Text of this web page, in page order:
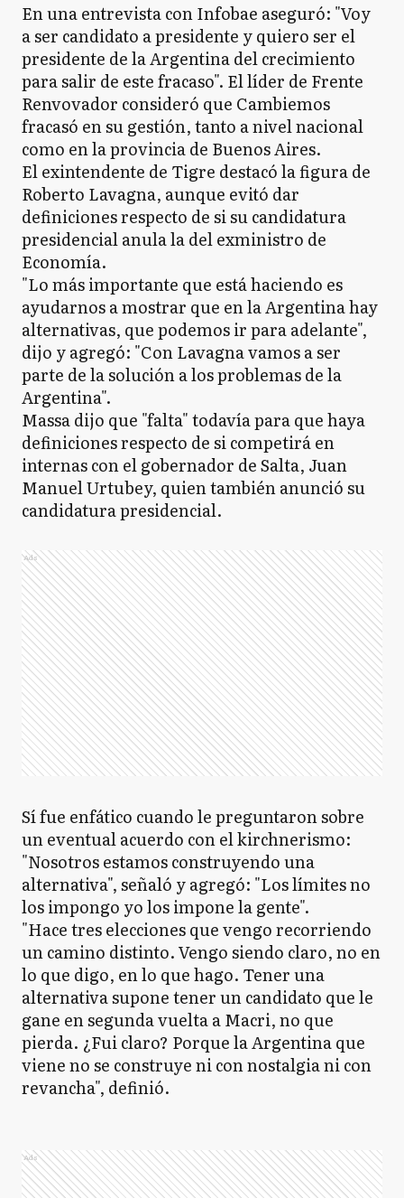
En una entrevista con Infobae aseguró: "Voy
a ser candidato a presidente y quiero ser el
presidente de la Argentina del crecimiento
para salir de este fracaso". El líder de Frente
Renvovador consideró que Cambiemos
fracasó en su gestión, tanto a nivel nacional
como en la provincia de Buenos Aires.
El exintendente de Tigre destacó la figura de
Roberto Lavagna, aunque evitó dar
definiciones respecto de si su candidatura
presidencial anula la del exministro de
Economía.
"Lo más importante que está haciendo es
ayudarnos a mostrar que en la Argentina hay
alternativas, que podemos ir para adelante",
dijo y agregó: "Con Lavagna vamos a ser
parte de la solución a los problemas de la
Argentina".
Massa dijo que "falta" todavía para que haya
definiciones respecto de si competirá en
internas con el gobernador de Salta, Juan
Manuel Urtubey, quien también anunció su
candidatura presidencial.
Ads
Sí fue enfático cuando le preguntaron sobre
un eventual acuerdo con el kirchnerismo:
"Nosotros estamos construyendo una
alternativa", señaló y agregó: "Los límites no
los impongo yo los impone la gente".
"Hace tres elecciones que vengo recorriendo
un camino distinto. Vengo siendo claro, no en
lo que digo, en lo que hago. Tener una
alternativa supone tener un candidato que le
gane en segunda vuelta a Macri, no que
pierda. ¿Fui claro? Porque la Argentina que
viene no se construye ni con nostalgia ni con
revancha", definió.
Ads